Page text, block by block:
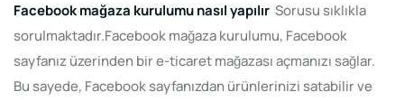
Facebookmağaza kurulumu nasıl yapılır Sorusu sıklıkla
sorulmaktadır.Facebook mağaza kurulumu, Facebook
sayfanız üzerinden bir e-ticaret mağazası açmanızı sağlar.
Bu sayede, Facebook sayfanızdan ürünlerinizi satabilir ve